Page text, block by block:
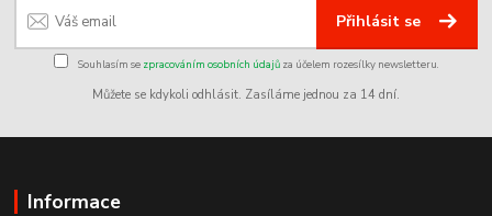
Přihlásit se
Souhlasím se zpracováním osobních údajůza účelem rozesílky newsletteru.
Můžete se kdykoli odhlásit. Zasíláme jednou za 14 dní.
Informace